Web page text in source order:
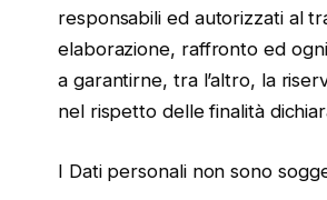
responsabili ed autorizzati al
elaborazione, raffronto ed
a garantirne, tra l’altro, la
nel rispetto delle finalità
I Dati personali non sono